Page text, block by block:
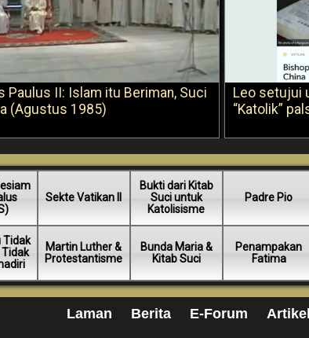
Paulus II: Islam itu Beriman, Suci
(Agustus 1985)
Leo setujui
“Katolik”
Sekte Vatikan II
Bukti dari Kitab
Suci untuk
Katolisisme
Padre Pio
Tidak
Martin Luther &
Protestantisme
Bunda Maria &
Kitab Suci
Penampakan
Fatima
Laman Berita E-Forum